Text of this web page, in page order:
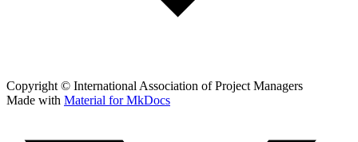
Copyright © International Association of Project Managers
Made with Material for MkDocs